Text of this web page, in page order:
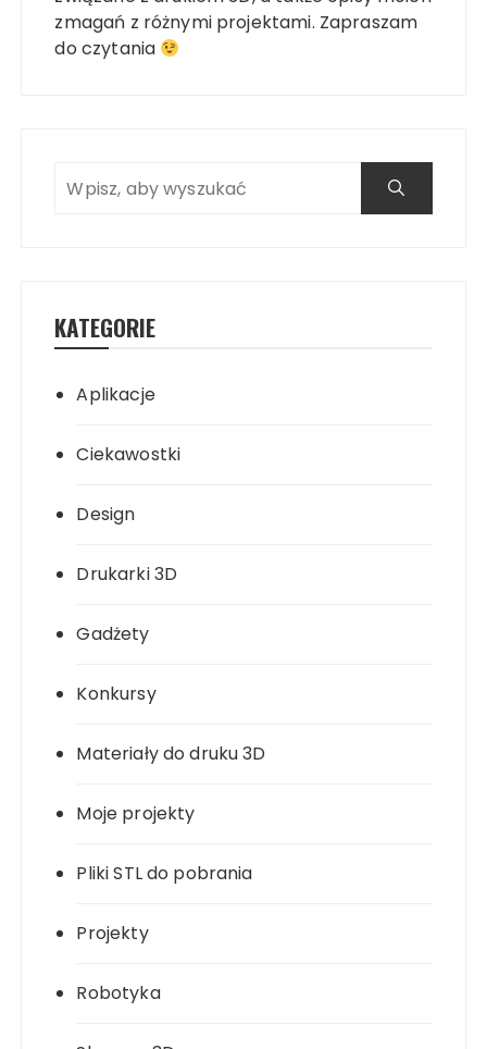
zmagań z różnymi projektami. Zapraszam
do czytania
KATEGORIE
Aplikacje
Ciekawostki
Design
Drukarki 3D
Gadżety
Konkursy
Materiały do druku 3D
Moje projekty
Pliki STL do pobrania
Projekty
Robotyka